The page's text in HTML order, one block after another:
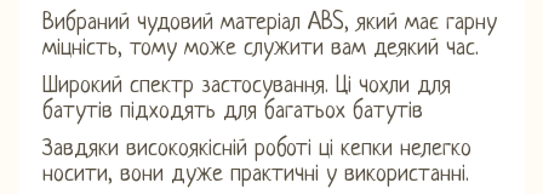
Вибраний чудовий матеріал ABS, який має гарну
міцність, тому може служити вам деякий час.
Широкий спектр застосування. Ці чохли для
батутів підходять для багатьох батутів
Завдяки високоякісній роботі ці кепки нелегко
носити, вони дуже практичні у використанні.